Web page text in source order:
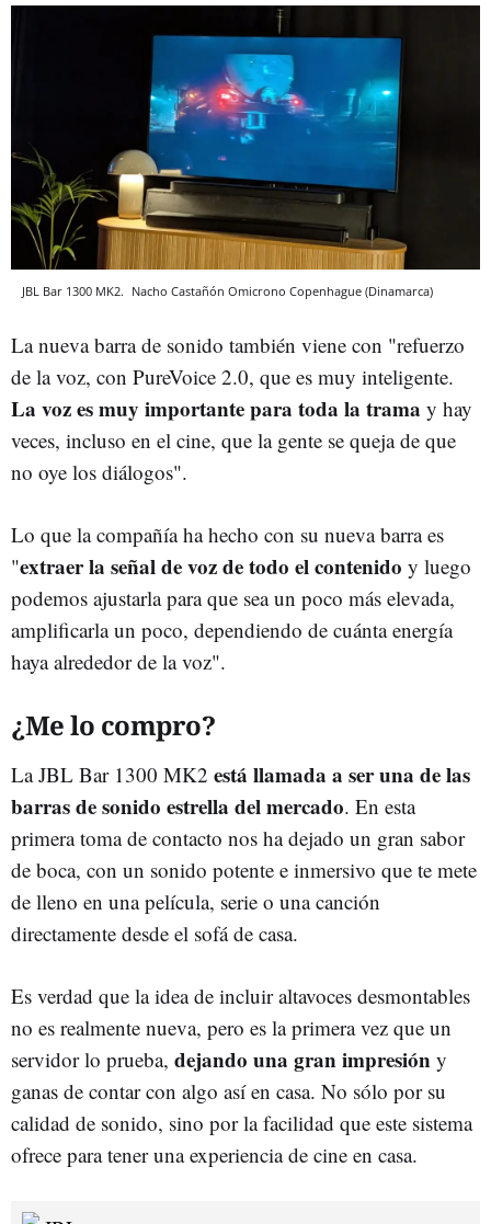
JBL Bar 1300 MK2. Nacho Castañón Omicrono Copenhague (Dinamarca)
La nueva barra de sonido también viene con "refuerzo
de la voz, con PureVoice 2.0, que es muy inteligente.
La voz es muy importante para toda la trama y hay
veces, incluso en el cine, que la gente se queja de que
no oye los diálogos".
Lo que la compañía ha hecho con su nueva barra es
"extraer la señal de voz de todo el contenido y luego
podemos ajustarla para que sea un poco más elevada,
amplificarla un poco, dependiendo de cuánta energía
haya alrededor de la voz".
¿Me lo compro?
La JBL Bar 1300 MK2 está llamada a ser una de las
barras de sonido estrella del mercado. En esta
primera toma de contacto nos ha dejado un gran sabor
de boca, con un sonido potente e inmersivo que te mete
de lleno en una película, serie o una canción
directamente desde el sofá de casa.
Es verdad que la idea de incluir altavoces desmontables
no es realmente nueva, pero es la primera vez que un
servidor lo prueba, dejando una gran impresión y
ganas de contar con algo así en casa. No sólo por su
calidad de sonido, sino por la facilidad que este sistema
ofrece para tener una experiencia de cine en casa.